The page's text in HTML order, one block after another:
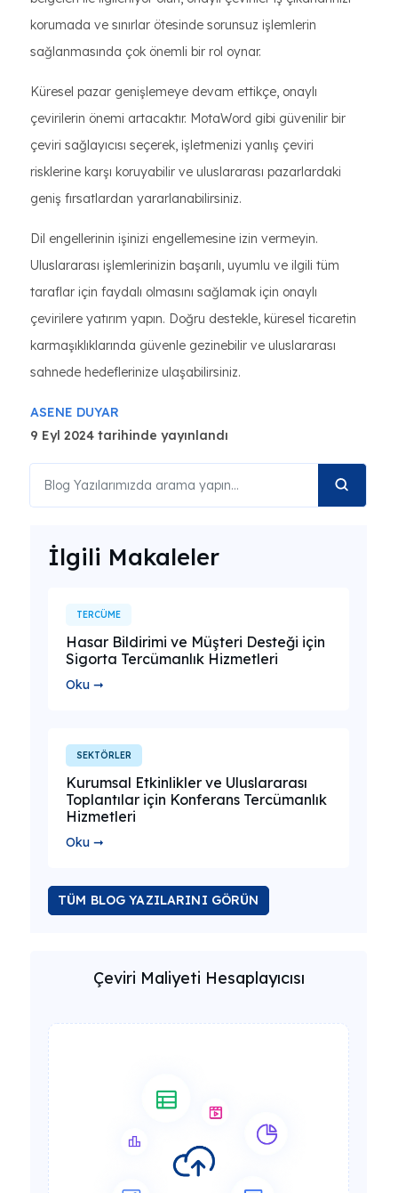
korumada ve sınırlar ötesinde sorunsuz işlemlerin
sağlanmasında çok önemli bir rol oynar.
Küresel pazar genişlemeye devam ettikçe, onaylı
çevirilerin önemi artacaktır. MotaWord gibi güvenilir bir
çeviri sağlayıcısı seçerek, işletmenizi yanlış çeviri
risklerine karşı koruyabilir ve uluslararası pazarlardaki
geniş fırsatlardan yararlanabilirsiniz.
Dil engellerinin işinizi engellemesine izin vermeyin.
Uluslararası işlemlerinizin başarılı, uyumlu ve ilgili tüm
taraflar için faydalı olmasını sağlamak için onaylı
çevirilere yatırım yapın. Doğru destekle, küresel ticaretin
karmaşıklıklarında güvenle gezinebilir ve uluslararası
sahnede hedeflerinize ulaşabilirsiniz.
ASENE DUYAR
9 Eyl 2024 tarihinde yayınlandı
İlgili Makaleler
TERCÜME
Hasar Bildirimi ve Müşteri Desteği için
Sigorta Tercümanlık Hizmetleri
Oku ➞
SEKTÖRLER
Kurumsal Etkinlikler ve Uluslararası
Toplantılar için Konferans Tercümanlık
Hizmetleri
Oku ➞
TÜM BLOG YAZILARINI GÖRÜN
Çeviri Maliyeti Hesaplayıcısı